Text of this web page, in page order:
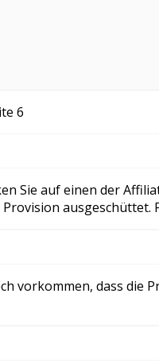
6
Sie auf einen der
ausgeschüttet.
vorkommen, dass